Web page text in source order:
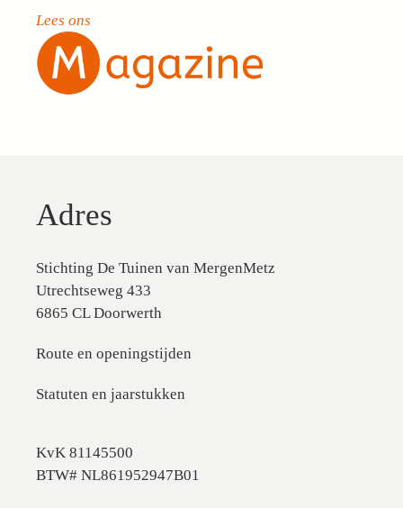
Lees ons
Adres
Stichting De Tuinen van MergenMetz
Utrechtseweg 433
6865 CL Doorwerth
Route en openingstijden
Statuten en jaarstukken
KvK 81145500
BTW# NL861952947B01